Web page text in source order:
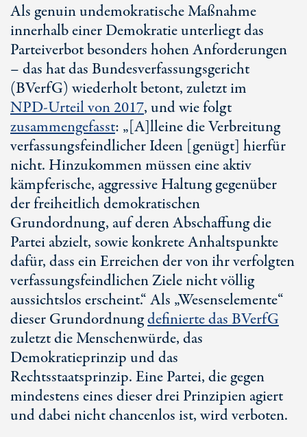
Als genuin undemokratische Maßnahme
innerhalb einer Demokratie unterliegt das
Parteiverbot besonders hohen Anforderungen
– das hat das Bundesverfassungsgericht
(BVerfG) wiederholt betont, zuletzt im
NPD-Urteilvon 2017, und wie folgt
zusammengefasst: „[A]lleine die Verbreitung
verfassungsfeindlicher Ideen [genügt] hierfür
nicht. Hinzukommen müssen eine aktiv
kämpferische, aggressive Haltung gegenüber
der freiheitlich demokratischen
Grundordnung, auf deren Abschaffung die
Partei abzielt, sowie konkrete Anhaltspunkte
dafür, dass ein Erreichen der von ihr verfolgten
verfassungsfeindlichen Ziele nicht völlig
aussichtslos erscheint.“ Als „Wesenselemente“
dieser Grundordnungdefinierte das BVerfG
zuletzt die Menschenwürde, das
Demokratieprinzip und das
Rechtsstaatsprinzip. Eine Partei, die gegen
mindestens eines dieser drei Prinzipien agiert
und dabei nicht chancenlos ist, wird verboten.